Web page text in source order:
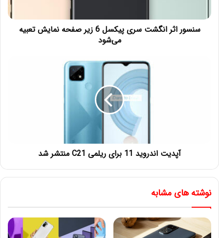
سنسور اثر انگشت سری پیکسل 6 زیر صفحه نمایش تعبیه
می‌شود
آپدیت اندروید 11 برای ریلمی C21 منتشر شد
نوشته های مشابه